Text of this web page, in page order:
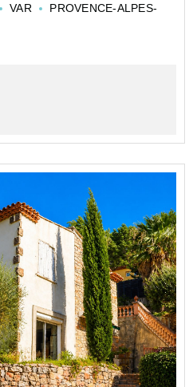
viticole compl...
VAR
PROVENCE-ALPES-